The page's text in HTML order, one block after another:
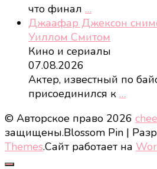
что финал …
Джаафар Джексон
Уиллом Смитом
Кино и сериалы
07.08.2026
Актер, известный по
присоединился к …
© Авторское право 2026
защищены.Blossom Pin |
Themes.Сайт работает на